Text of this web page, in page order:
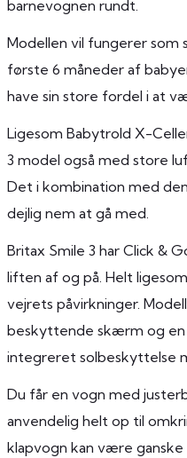
barnevognen rundt.
Modellen vil fungerer som
første 6 måneder af
have sin store fordel i at
Ligesom Babytrold X-
3 model også med store
Det i kombination med
dejlig nem at gå med.
Britax Smile 3 har Click &
liften af og på. Helt
vejrets påvirkninger.
beskyttende skærm og en
integreret solbeskyttelse
Du får en vogn med
anvendelig helt op til
klapvogn kan være ganske